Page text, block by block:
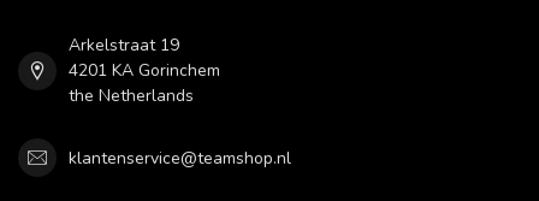
Arkelstraat 19
4201 KA Gorinchem
the Netherlands
klantenservice@teamshop.nl